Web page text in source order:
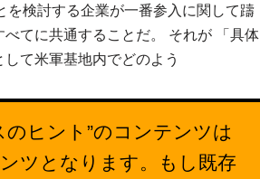
を検討する企業が一番参入に関して躊
てに共通することだ。 それが 「具体
て米軍基地内でどのよう
のヒント”のコンテンツは
ツとなります。もし既存